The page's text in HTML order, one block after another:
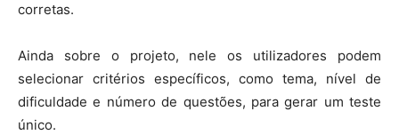
corretas.
Ainda sobre o projeto, nele os utilizadores podem
selecionar critérios específicos, como tema, nível de
dificuldade e número de questões, para gerar um teste
único.